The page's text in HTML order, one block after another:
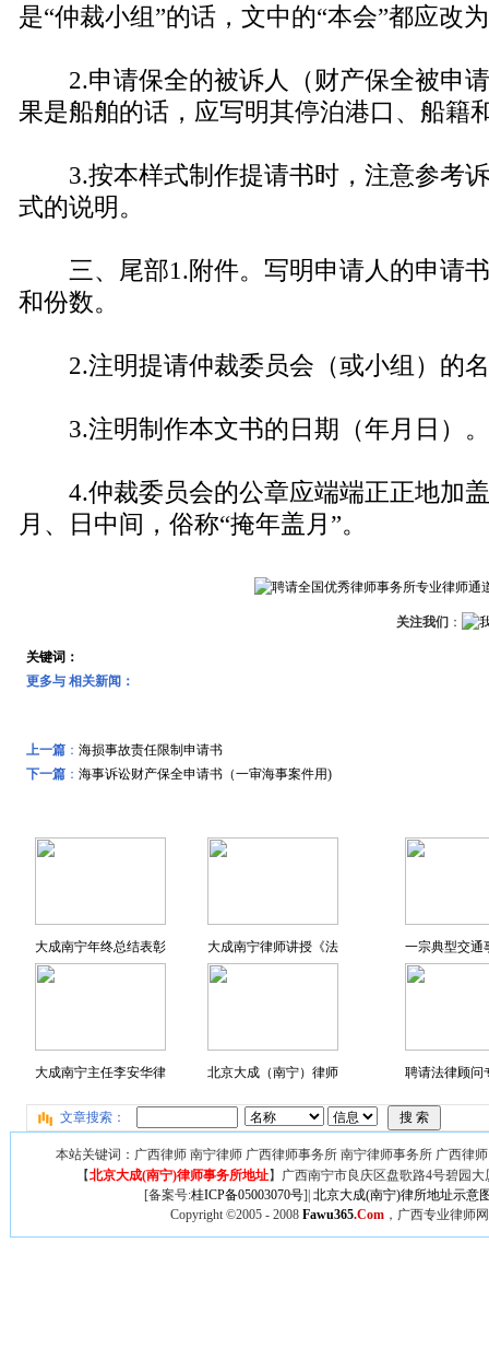
是“仲裁小组”的话，文中的“本会”都应改
2.申请保全的被诉人（财产保全被申请
果是船舶的话，应写明其停泊港口、船籍
3.按本样式制作提请书时，注意参考诉
式的说明。
三、尾部1.附件。写明申请人的申请书
和份数。
2.注明提请仲裁委员会（或小组）的
3.注明制作本文书的日期（年月日）。
4.仲裁委员会的公章应端端正正地加盖
月、日中间，俗称“掩年盖月”。
关注我们 ：
关键词：
更多与 相关新闻：
上一篇： 海损事故责任限制申请书
下一篇： 海事诉讼财产保全申请书（一审海事案件用)
大成南宁年终总结表彰 大成南宁律师讲授《法
大成南宁主任李安华律 北京大成（南宁）律师
一宗典型交通
聘请法律顾问
文章搜索：
本站关键词：广西律师 南宁律师 广西律师事务所 南宁律师事务所 广西律
【北京大成(南宁)律师事务所地址】广西南宁市良庆区盘歌路4号碧园
[备案号:桂ICP备05003070号]| 北京大成(南宁)律所地址示意
Copyright ©2005 - 2008 Fawu365.Com，广西专业律师